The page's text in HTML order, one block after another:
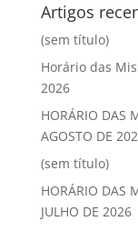
Artigos
(sem título)
Horário das
2026
HORÁRIO DAS
AGOSTO DE
(sem título)
HORÁRIO DAS
JULHO DE 2026